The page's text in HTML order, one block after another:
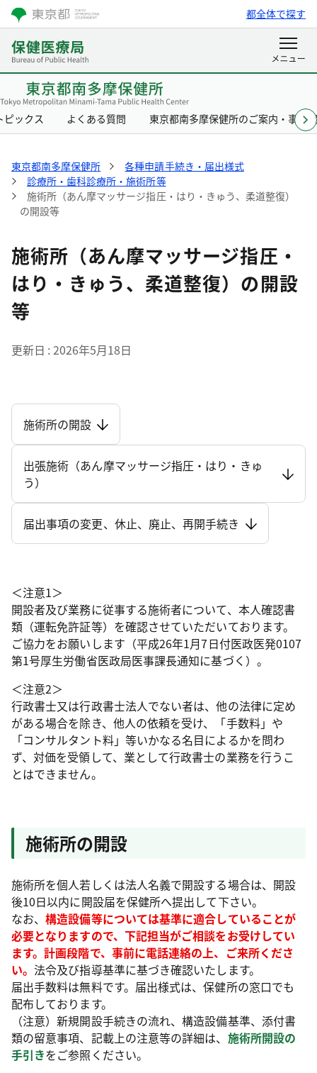
都全体で探す
ピックス よくある質問 東京都南多摩保健所のご案内・事業
東京都南多摩保健所
各種申請手続き・届出様式
診療所・歯科診療所・施術所等
施術所（あん摩マッサージ指圧・はり・きゅう、柔道整復）
の開設等
施術所（あん摩マッサージ指圧・
はり・きゅう、柔道整復）の開設
等
更新日 2026年5月18日
施術所の開設
出張施術（あん摩マッサージ指圧・はり・きゅ
う）
届出事項の変更、休止、廃止、再開手続き
＜注意1＞
開設者及び業務に従事する施術者について、本人確認書
類（運転免許証等）を確認させていただいております。
ご協力をお願いします（平成26年1月7日付医政医発0107
第1号厚生労働省医政局医事課長通知に基づく）。
＜注意2＞
行政書士又は行政書士法人でない者は、他の法律に定め
がある場合を除き、他人の依頼を受け、「手数料」や
「コンサルタント料」等いかなる名目によるかを問わ
ず、対価を受領して、業として行政書士の業務を行うこ
とはできません。
施術所の開設
施術所を個人若しくは法人名義で開設する場合は、開設
後10日以内に開設届を保健所へ提出して下さい。
なお、構造設備等については基準に適合していることが
必要となりますので、下記担当がご相談をお受けしてい
ます。計画段階で、事前に電話連絡の上、ご来所くださ
い。 法令及び指導基準に基づき確認いたします。
届出手数料は無料です。届出様式は、保健所の窓口でも
配布しております。
（注意）新規開設手続きの流れ、構造設備基準、添付書
類の留意事項、記載上の注意等の詳細は、 施術所開設の
手引きをご参照ください。